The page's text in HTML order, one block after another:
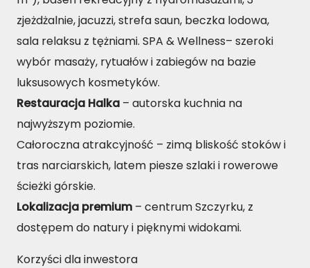
zjeżdżalnie, jacuzzi, strefa saun, beczka lodowa,
sala relaksu z tężniami. SPA & Wellness– szeroki
wybór masaży, rytuałów i zabiegów na bazie
luksusowych kosmetyków.
Restauracja Halka – autorska kuchnia na
najwyższym poziomie.
Całoroczna atrakcyjność – zimą bliskość stoków i
tras narciarskich, latem piesze szlaki i rowerowe
ścieżki górskie.
Lokalizacja premium – centrum Szczyrku, z
dostępem do natury i pięknymi widokami.
Korzyści dla inwestora